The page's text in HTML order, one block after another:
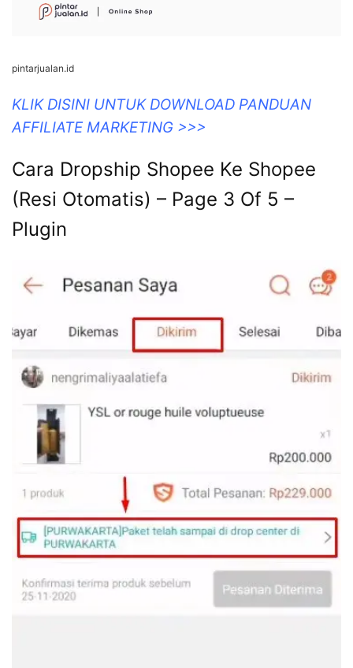
pintarjualan.id
KLIK DISINI UNTUK DOWNLOAD PANDUAN
AFFILIATE MARKETING >>>
Cara Dropship Shopee Ke Shopee
(Resi Otomatis) – Page 3 Of 5 –
Plugin